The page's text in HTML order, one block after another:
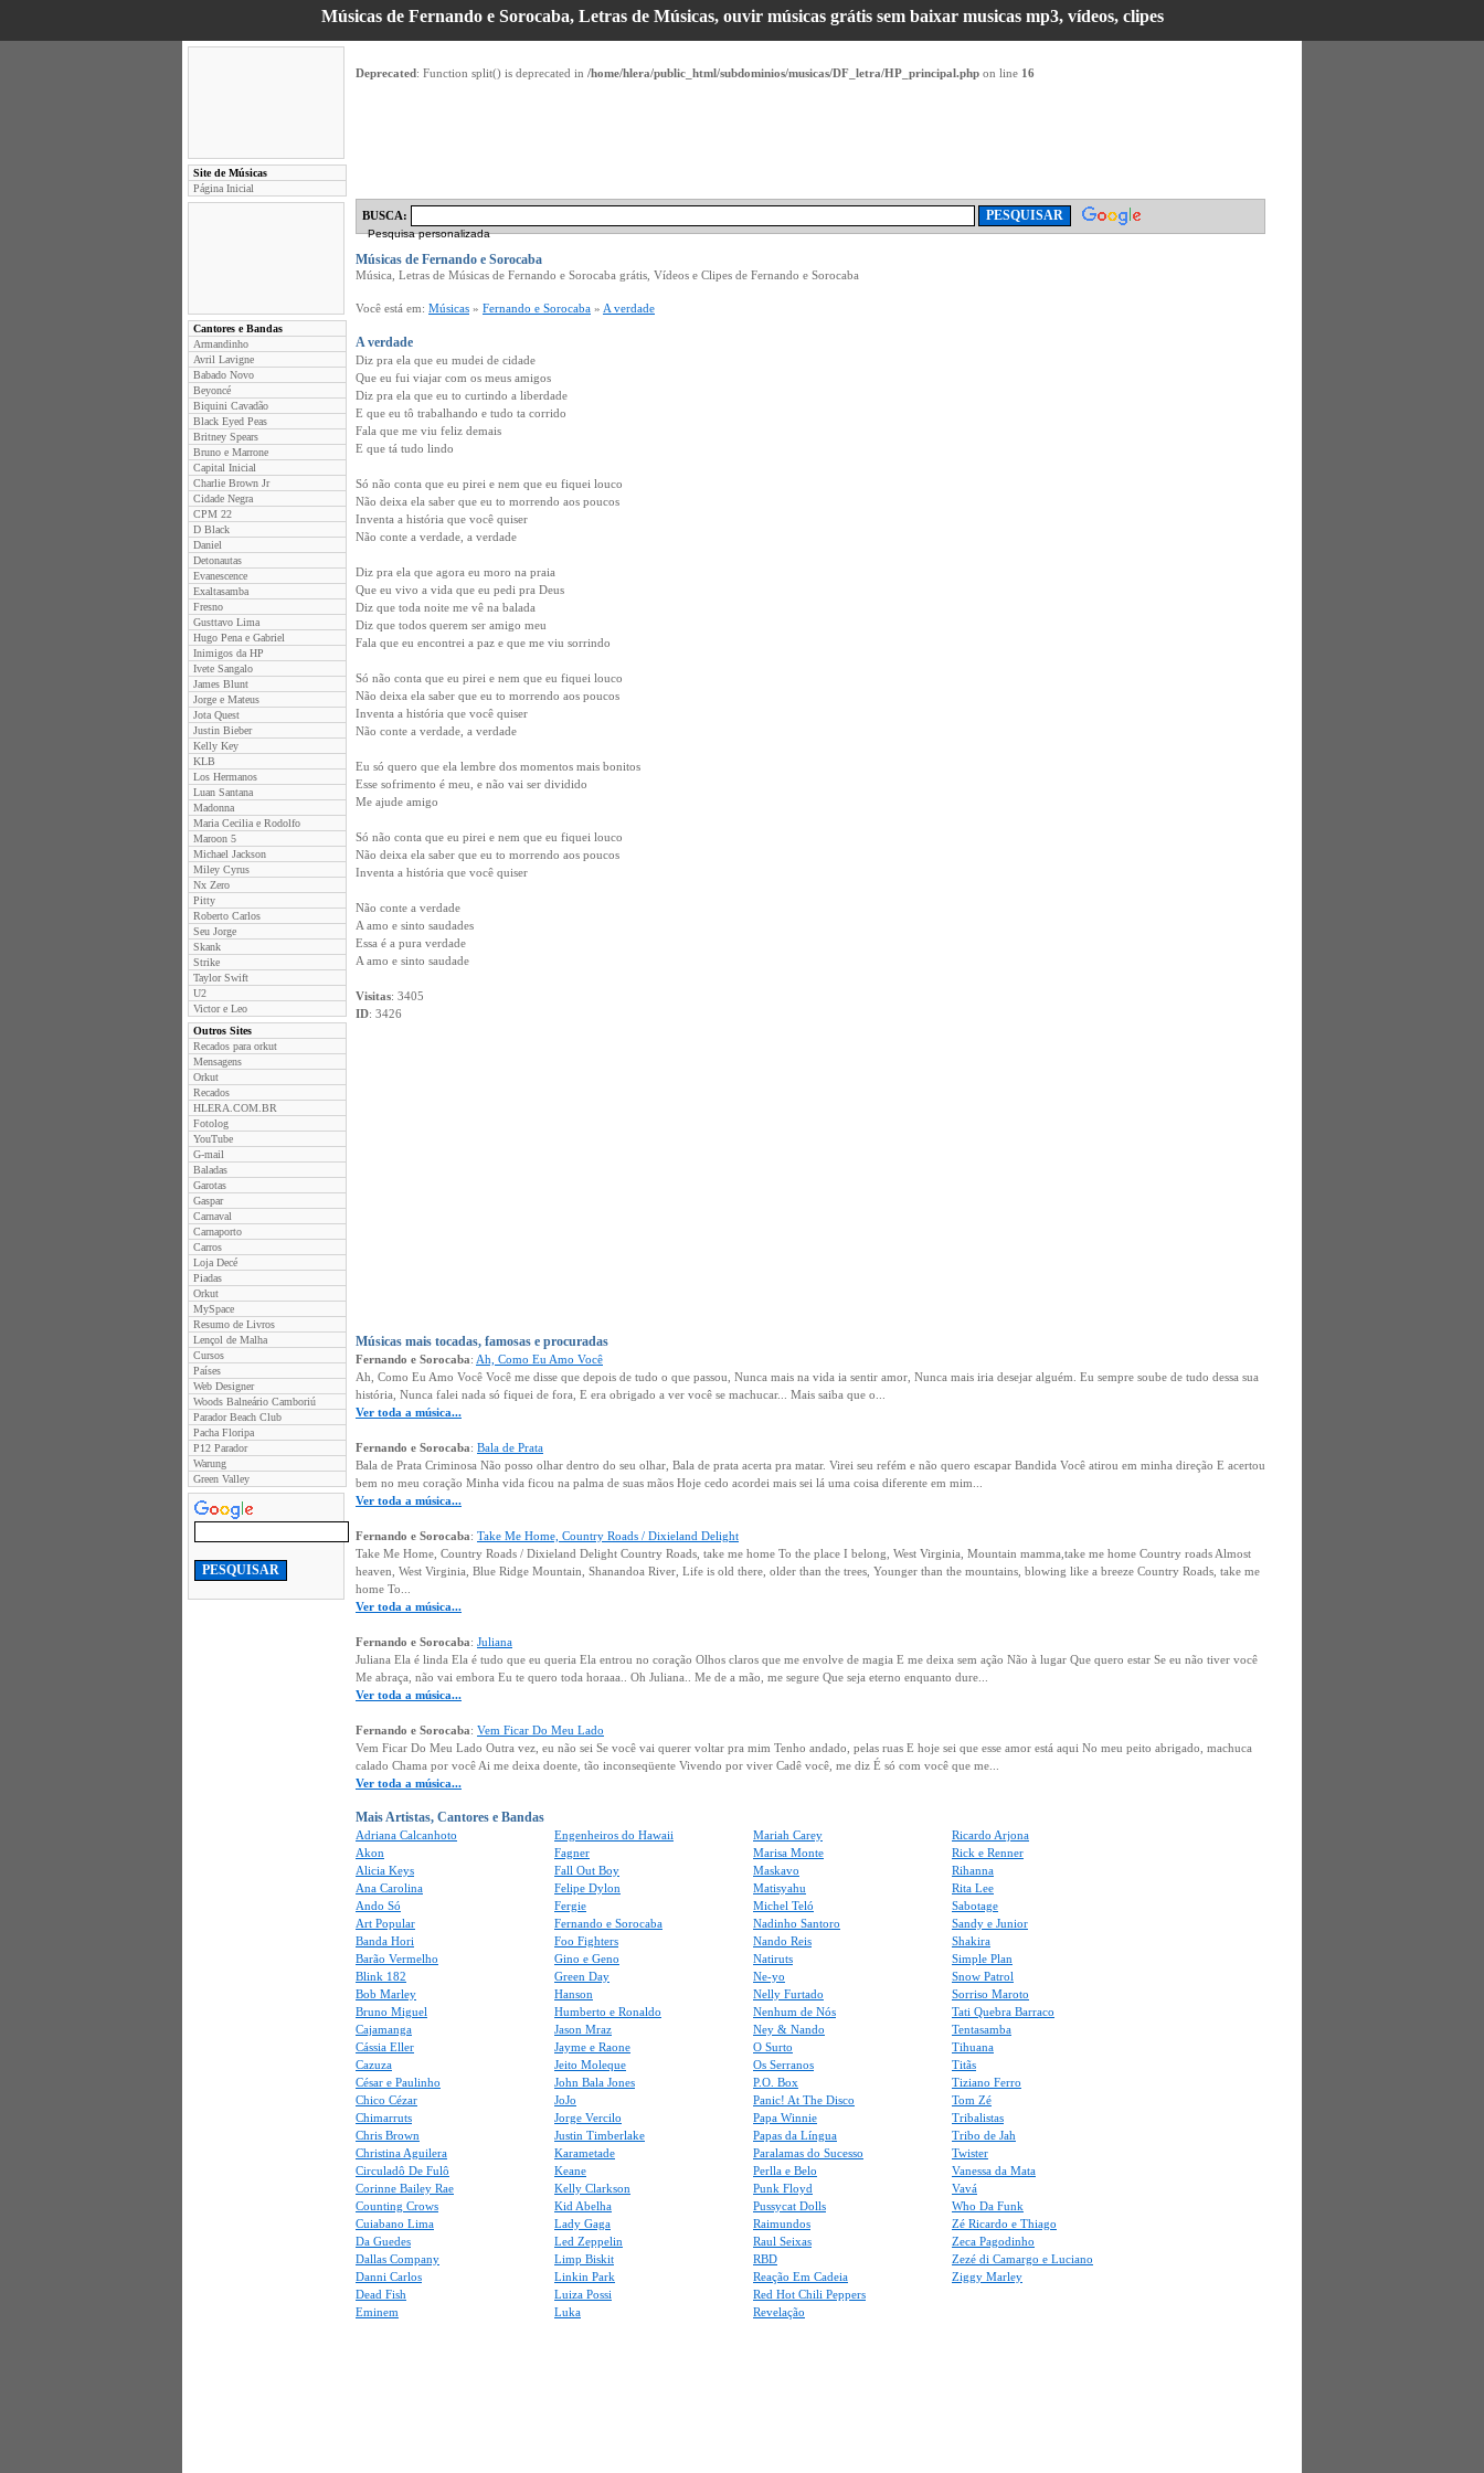
Músicas de Fernando e Sorocaba, Letras de Músicas, ouvir músicas grátis sem baixar musicas mp3, vídeos, clipes
Site de Músicas
Página Inicial
Cantores e Bandas
Armandinho
Avril Lavigne
Babado Novo
Beyoncé
Biquini Cavadão
Black Eyed Peas
Britney Spears
Bruno e Marrone
Capital Inicial
Charlie Brown Jr
Cidade Negra
CPM 22
D Black
Daniel
Detonautas
Evanescence
Exaltasamba
Fresno
Gusttavo Lima
Hugo Pena e Gabriel
Inimigos da HP
Ivete Sangalo
James Blunt
Jorge e Mateus
Jota Quest
Justin Bieber
Kelly Key
KLB
Los Hermanos
Luan Santana
Madonna
Maria Cecilia e Rodolfo
Maroon 5
Michael Jackson
Miley Cyrus
Nx Zero
Pitty
Roberto Carlos
Seu Jorge
Skank
Strike
Taylor Swift
U2
Victor e Leo
Outros Sites
Recados para orkut
Mensagens
Orkut
Recados
HLERA.COM.BR
Fotolog
YouTube
G-mail
Baladas
Garotas
Gaspar
Carnaval
Carnaporto
Carros
Loja Decé
Piadas
Orkut
MySpace
Resumo de Livros
Lençol de Malha
Cursos
Países
Web Designer
Woods Balneário Camboriú
Parador Beach Club
Pacha Floripa
P12 Parador
Warung
Green Valley
Deprecated: Function split() is deprecated in /home/hlera/public_html/subdominios/musicas/DF_letra/HP_principal.php on line 16
BUSCA:
Pesquisa personalizada
Músicas de Fernando e Sorocaba
Música, Letras de Músicas de Fernando e Sorocaba grátis, Vídeos e Clipes de Fernando e Sorocaba
Você está em: Músicas » Fernando e Sorocaba » A verdade
A verdade
Diz pra ela que eu mudei de cidade
Que eu fui viajar com os meus amigos
Diz pra ela que eu to curtindo a liberdade
E que eu tô trabalhando e tudo ta corrido
Fala que me viu feliz demais
E que tá tudo lindo
Só não conta que eu pirei e nem que eu fiquei louco
Não deixa ela saber que eu to morrendo aos poucos
Inventa a história que você quiser
Não conte a verdade, a verdade
Diz pra ela que agora eu moro na praia
Que eu vivo a vida que eu pedi pra Deus
Diz que toda noite me vê na balada
Diz que todos querem ser amigo meu
Fala que eu encontrei a paz e que me viu sorrindo
Só não conta que eu pirei e nem que eu fiquei louco
Não deixa ela saber que eu to morrendo aos poucos
Inventa a história que você quiser
Não conte a verdade, a verdade
Eu só quero que ela lembre dos momentos mais bonitos
Esse sofrimento é meu, e não vai ser dividido
Me ajude amigo
Só não conta que eu pirei e nem que eu fiquei louco
Não deixa ela saber que eu to morrendo aos poucos
Inventa a história que você quiser
Não conte a verdade
A amo e sinto saudades
Essa é a pura verdade
A amo e sinto saudade
Visitas: 3405
ID: 3426
Músicas mais tocadas, famosas e procuradas
Fernando e Sorocaba: Ah, Como Eu Amo Você
Ah, Como Eu Amo Você Você me disse que depois de tudo o que passou, Nunca mais na vida ia sentir amor, Nunca mais iria desejar alguém. Eu sempre soube de tudo dessa sua
história, Nunca falei nada só fiquei de fora, E era obrigado a ver você se machucar... Mais saiba que o...
Ver toda a música...
Fernando e Sorocaba: Bala de Prata
Bala de Prata Criminosa Não posso olhar dentro do seu olhar, Bala de prata acerta pra matar. Virei seu refém e não quero escapar Bandida Você atirou em minha direção E acertou
bem no meu coração Minha vida ficou na palma de suas mãos Hoje cedo acordei mais sei lá uma coisa diferente em mim...
Ver toda a música...
Fernando e Sorocaba: Take Me Home, Country Roads / Dixieland Delight
Take Me Home, Country Roads / Dixieland Delight Country Roads, take me home To the place I belong, West Virginia, Mountain mamma,take me home Country roads Almost
heaven, West Virginia, Blue Ridge Mountain, Shanandoa River, Life is old there, older than the trees, Younger than the mountains, blowing like a breeze Country Roads, take me
home To...
Ver toda a música...
Fernando e Sorocaba: Juliana
Juliana Ela é linda Ela é tudo que eu queria Ela entrou no coração Olhos claros que me envolve de magia E me deixa sem ação Não à lugar Que quero estar Se eu não tiver você
Me abraça, não vai embora Eu te quero toda horaaa.. Oh Juliana.. Me de a mão, me segure Que seja eterno enquanto dure...
Ver toda a música...
Fernando e Sorocaba: Vem Ficar Do Meu Lado
Vem Ficar Do Meu Lado Outra vez, eu não sei Se você vai querer voltar pra mim Tenho andado, pelas ruas E hoje sei que esse amor está aqui No meu peito abrigado, machuca
calado Chama por você Ai me deixa doente, tão inconseqüente Vivendo por viver Cadê você, me diz É só com você que me...
Ver toda a música...
Mais Artistas, Cantores e Bandas
Adriana Calcanhoto
Akon
Alicia Keys
Ana Carolina
Ando Só
Art Popular
Banda Hori
Barão Vermelho
Blink 182
Bob Marley
Bruno Miguel
Cajamanga
Cássia Eller
Cazuza
César e Paulinho
Chico Cézar
Chimarruts
Chris Brown
Christina Aguilera
Circuladô De Fulô
Corinne Bailey Rae
Counting Crows
Cuiabano Lima
Da Guedes
Dallas Company
Danni Carlos
Dead Fish
Eminem
Engenheiros do Hawaii
Fagner
Fall Out Boy
Felipe Dylon
Fergie
Fernando e Sorocaba
Foo Fighters
Gino e Geno
Green Day
Hanson
Humberto e Ronaldo
Jason Mraz
Jayme e Raone
Jeito Moleque
John Bala Jones
JoJo
Jorge Vercilo
Justin Timberlake
Karametade
Keane
Kelly Clarkson
Kid Abelha
Lady Gaga
Led Zeppelin
Limp Biskit
Linkin Park
Luiza Possi
Luka
Mariah Carey
Marisa Monte
Maskavo
Matisyahu
Michel Teló
Nadinho Santoro
Nando Reis
Natiruts
Ne-yo
Nelly Furtado
Nenhum de Nós
Ney & Nando
O Surto
Os Serranos
P.O. Box
Panic! At The Disco
Papa Winnie
Papas da Língua
Paralamas do Sucesso
Perlla e Belo
Punk Floyd
Pussycat Dolls
Raimundos
Raul Seixas
RBD
Reação Em Cadeia
Red Hot Chili Peppers
Revelação
Ricardo Arjona
Rick e Renner
Rihanna
Rita Lee
Sabotage
Sandy e Junior
Shakira
Simple Plan
Snow Patrol
Sorriso Maroto
Tati Quebra Barraco
Tentasamba
Tihuana
Titãs
Tiziano Ferro
Tom Zé
Tribalistas
Tribo de Jah
Twister
Vanessa da Mata
Vavá
Who Da Funk
Zé Ricardo e Thiago
Zeca Pagodinho
Zezé di Camargo e Luciano
Ziggy Marley